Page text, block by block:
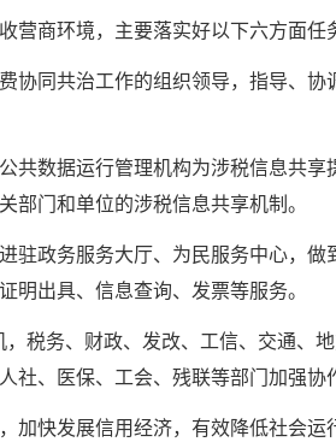
营商环境，主要落实好以下六方面任
协同共治工作的组织领导，指导、
共数据运行管理机构为涉税信息共
部门和单位的涉税信息共享机制。
驻政务服务大厅、为民服务中心，
明出具、信息查询、发票等服务。
，税务、财政、发改、工信、交通、
、医保、工会、残联等部门加强协
加快发展信用经济，有效降低社会